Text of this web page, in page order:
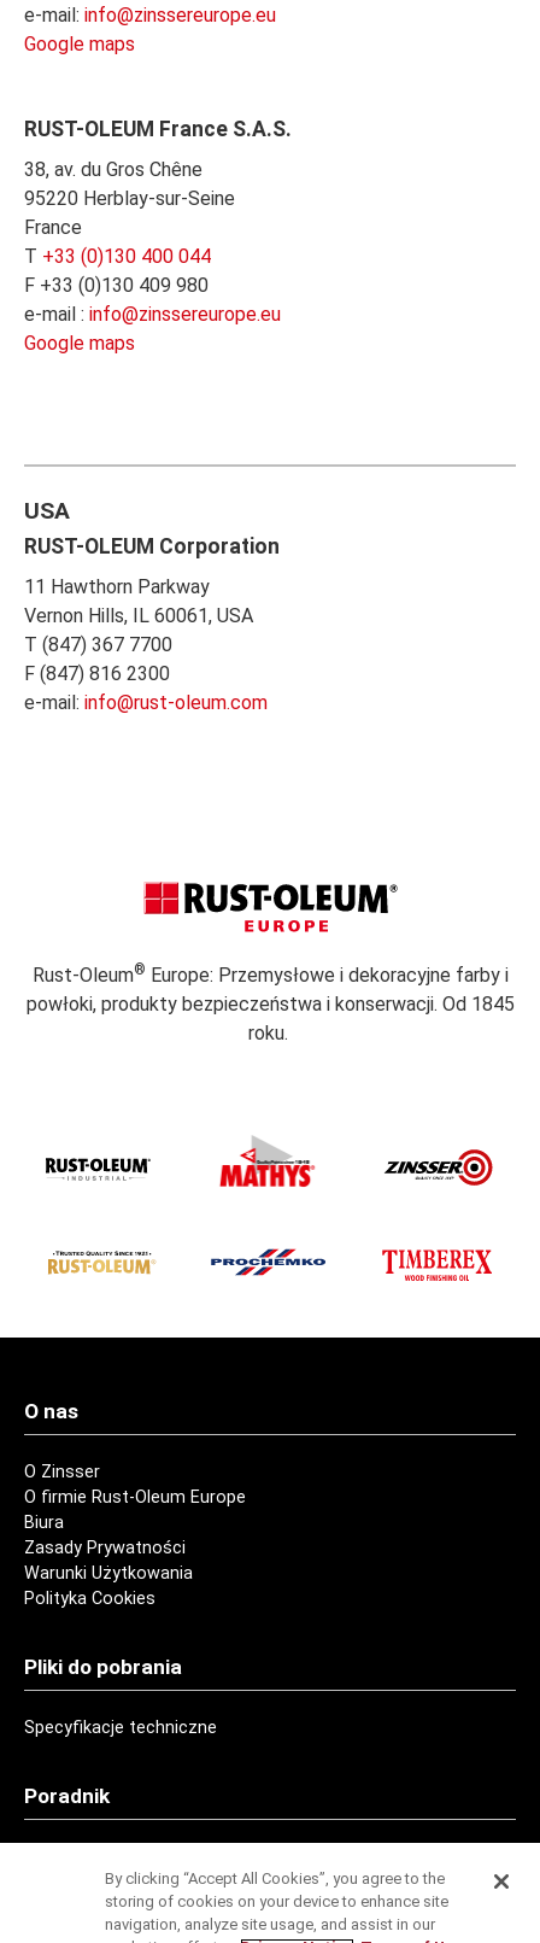
e-mail: info@zinssereurope.eu
Google maps
RUST-OLEUM France S.A.S.
38, av. du Gros Chêne
95220 Herblay-sur-Seine
France
T +33 (0)130 400 044
F +33 (0)130 409 980
e-mail : info@zinssereurope.eu
Google maps
USA
RUST-OLEUM Corporation
11 Hawthorn Parkway
Vernon Hills, IL 60061, USA
T (847) 367 7700
F (847) 816 2300
e-mail: info@rust-oleum.com
Rust-Oleum® Europe: Przemysłowe i dekoracyjne farby i
powłoki, produkty bezpieczeństwa i konserwacji. Od 1845
roku.
O nas
O Zinsser
O firmie Rust-Oleum Europe
Biura
Zasady Prywatności
Warunki Użytkowania
Polityka Cookies
Pliki do pobrania
Specyfikacje techniczne
Poradnik
By clicking “Accept All Cookies”, you agree to the
storing of cookies on your device to enhance site
navigation, analyze site usage, and assist in our